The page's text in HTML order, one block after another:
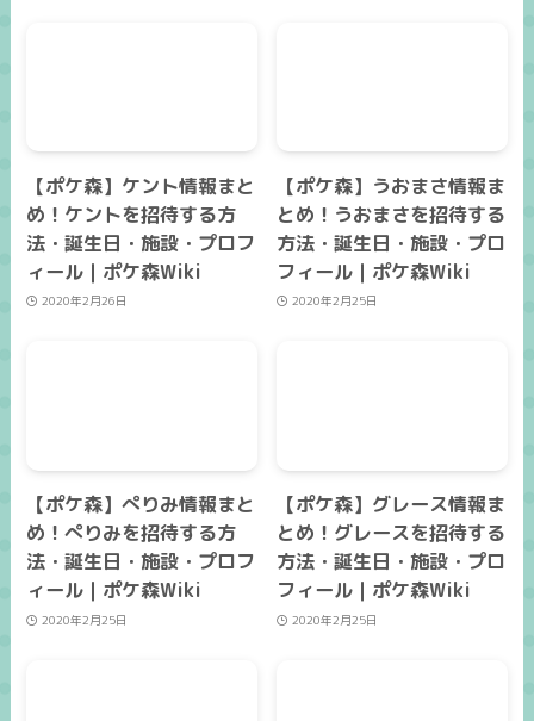
【ポケ森】ケント情報まと
め！ケントを招待する方
法・誕生日・施設・プロフ
ィール｜ポケ森Wiki
2020年2月26日
【ポケ森】うおまさ情報ま
とめ！うおまさを招待する
方法・誕生日・施設・プロ
フィール｜ポケ森Wiki
2020年2月25日
【ポケ森】ぺりみ情報まと
め！ぺりみを招待する方
法・誕生日・施設・プロフ
ィール｜ポケ森Wiki
2020年2月25日
【ポケ森】グレース情報ま
とめ！グレースを招待する
方法・誕生日・施設・プロ
フィール｜ポケ森Wiki
2020年2月25日